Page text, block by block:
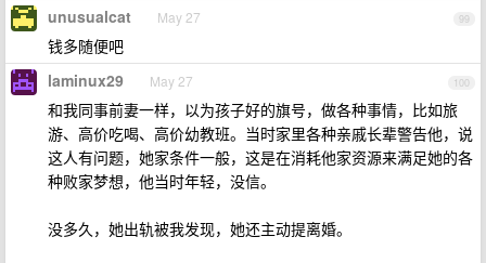
99
unusualcat May 27
钱多随便吧
100
laminux29 May 27
和我同事前妻一样，以为孩子好的旗号，做各种事情，比如旅
游、高价吃喝、高价幼教班。当时家里各种亲戚长辈警告他，说
这人有问题，她家条件一般，这是在消耗他家资源来满足她的各
种败家梦想，他当时年轻，没信。
没多久，她出轨被我发现，她还主动提离婚。